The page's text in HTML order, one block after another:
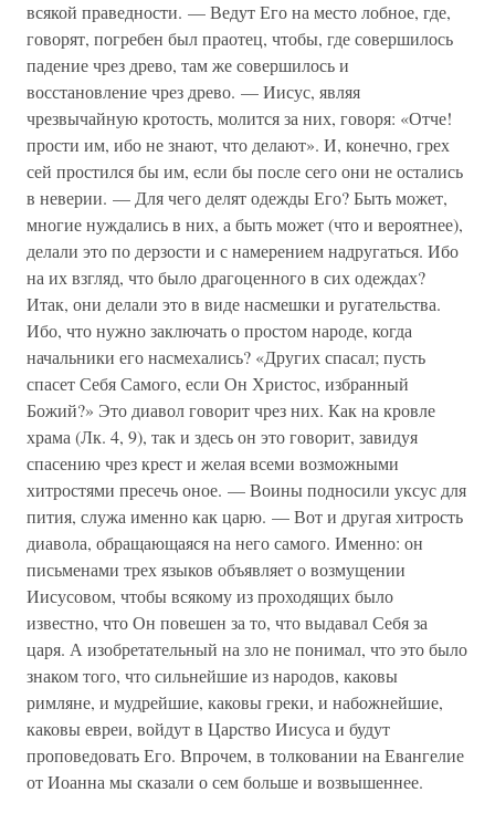
всякой праведности. — Ведут Его на место лобное, где,
говорят, погребен был праотец, чтобы, где совершилось
падение чрез древо, там же совершилось и
восстановление чрез древо. — Иисус, являя
чрезвычайную кротость, молится за них, говоря: «Отче!
прости им, ибо не знают, что делают». И, конечно, грех
сей простился бы им, если бы после сего они не остались
в неверии. — Для чего делят одежды Его? Быть может,
многие нуждались в них, а быть может (что и вероятнее),
делали это по дерзости и с намерением надругаться. Ибо
на их взгляд, что было драгоценного в сих одеждах?
Итак, они делали это в виде насмешки и ругательства.
Ибо, что нужно заключать о простом народе, когда
начальники его насмехались? «Других спасал; пусть
спасет Себя Самого, если Он Христос, избранный
Божий?» Это диавол говорит чрез них. Как на кровле
храма (Лк. 4, 9), так и здесь он это говорит, завидуя
спасению чрез крест и желая всеми возможными
хитростями пресечь оное. — Воины подносили уксус для
пития, служа именно как царю. — Вот и другая хитрость
диавола, обращающаяся на него самого. Именно: он
письменами трех языков объявляет о возмущении
Иисусовом, чтобы всякому из проходящих было
известно, что Он повешен за то, что выдавал Себя за
царя. А изобретательный на зло не понимал, что это было
знаком того, что сильнейшие из народов, каковы
римляне, и мудрейшие, каковы греки, и набожнейшие,
каковы евреи, войдут в Царство Иисуса и будут
проповедовать Его. Впрочем, в толковании на Евангелие
от Иоанна мы сказали о сем больше и возвышеннее.